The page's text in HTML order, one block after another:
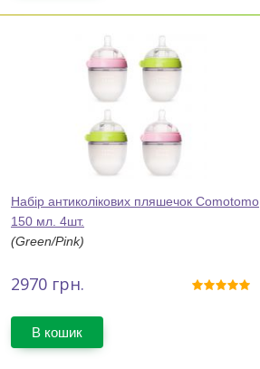
Набір антиколікових пляшечок Comotomo
150 мл. 4шт.
(Green/Pink)
2970 грн.
В кошик